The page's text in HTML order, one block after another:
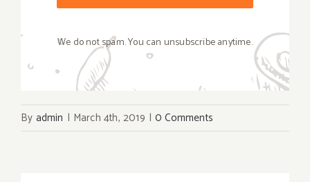
We do not spam. You can unsubscribe anytime.
By admin | March 4th, 2019 | 0 Comments